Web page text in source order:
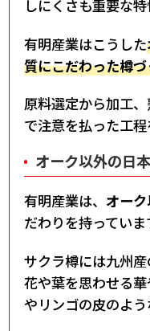
しにくさも重要な特
有明産業はこうした
質にこだわった樽
原料選定から加工
で注意を払った工程
オーク以外の日
有明産業は、 オー
だわりを持っていま
サクラ樽には九州
花や葉を思わせる
やリンゴの皮のよう